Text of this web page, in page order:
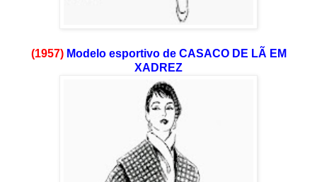
(1957)Modelo esportivo de CASACO DE LÃ EM
XADREZ